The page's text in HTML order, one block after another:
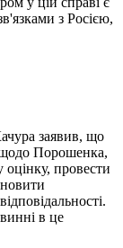
з Росією,
заявив, що
щодо Порошенка,
провести
в це